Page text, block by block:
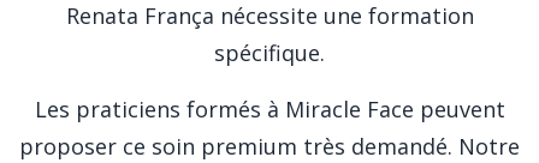
Renata França nécessite une formation
spécifique.
Les praticiens formés à Miracle Face peuvent
proposer ce soin premium très demandé. Notre